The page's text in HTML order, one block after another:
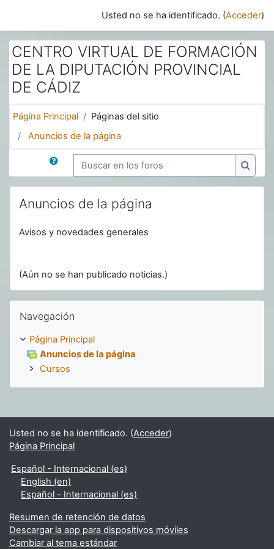
Usted no se ha identificado. (Acceder)
CENTRO VIRTUAL DE FORMACIÓN
DE LA DIPUTACIÓN PROVINCIAL
DE CÁDIZ
Página Principal
Páginas del sitio
Anuncios de la página
Buscar en los foros
Anuncios de la página
Avisos y novedades generales
(Aún no se han publicado noticias.)
Navegación
Página Principal
Anuncios de la página
Cursos
Usted no se ha identificado. (Acceder)
Página Principal
Español - Internacional ‎(es)‎
English ‎(en)‎
Español - Internacional ‎(es)‎
Resumen de retención de datos
Descargar la app para dispositivos móviles
Cambiar al tema estándar